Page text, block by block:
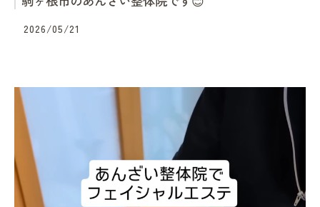
2026/05/21